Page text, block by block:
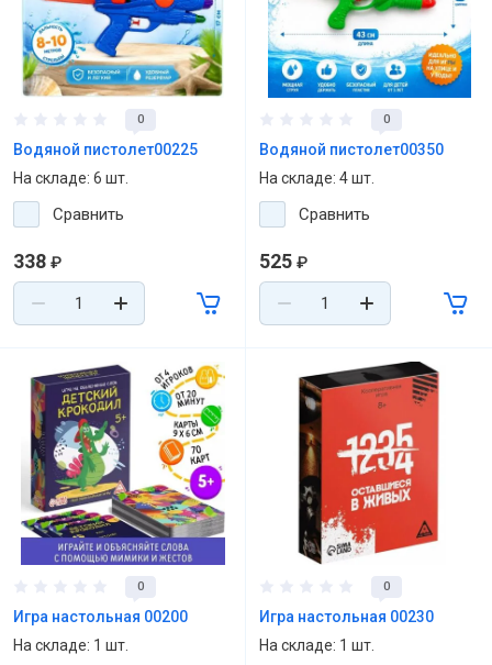
0
Водяной пистолет00225
На складе: 6 шт.
Сравнить
338 ₽
0
Водяной пистолет00350
На складе: 4 шт.
Сравнить
525 ₽
0
Игра настольная 00200
На складе: 1 шт.
0
Игра настольная 00230
На складе: 1 шт.